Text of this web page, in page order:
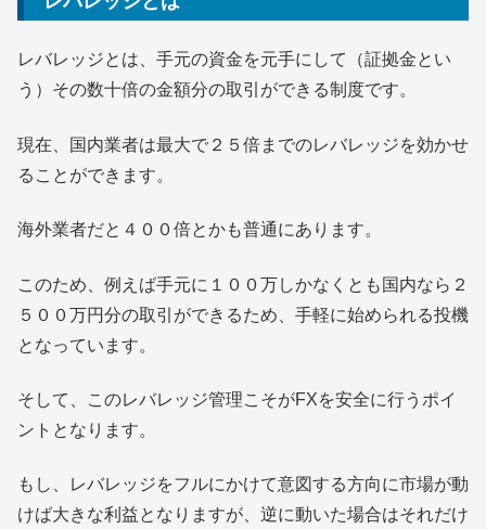
レバレッジとは、手元の資金を元手にして（証拠金とい
う）その数十倍の金額分の取引ができる制度です。
現在、国内業者は最大で２５倍までのレバレッジを効かせ
ることができます。
海外業者だと４００倍とかも普通にあります。
このため、例えば手元に１００万しかなくとも国内なら２
５００万円分の取引ができるため、手軽に始められる投機
となっています。
そして、このレバレッジ管理こそがFXを安全に行うポイ
ントとなります。
もし、レバレッジをフルにかけて意図する方向に市場が動
けば大きな利益となりますが、逆に動いた場合はそれだけ